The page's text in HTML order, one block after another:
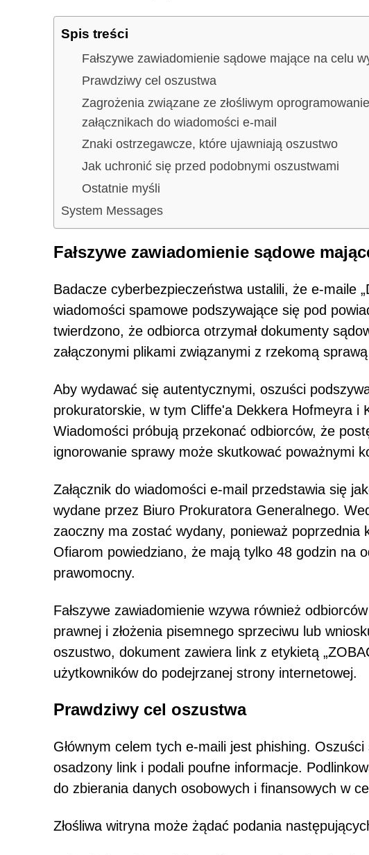
Spis treści
Fałszywe zawiadomienie sądowe mające na celu
Prawdziwy cel oszustwa
Zagrożenia związane ze złośliwym
załącznikach do wiadomości e-mail
Znaki ostrzegawcze, które ujawniają oszustwo
Jak uchronić się przed podobnymi oszustwami
Ostatnie myśli
System Messages
Fałszywe zawiadomienie sądowe
Badacze cyberbezpieczeństwa ustalili, że e-maile
wiadomości spamowe podszywające się pod
twierdzono, że odbiorca otrzymał dokumenty
załączonymi plikami związanymi z rzekomą
Aby wydawać się autentycznymi, oszuści
prokuratorskie, w tym Cliffe'a Dekkera Hofmeyra i
Wiadomości próbują przekonać odbiorców, że
ignorowanie sprawy może skutkować poważnymi
Załącznik do wiadomości e-mail przedstawia się
wydane przez Biuro Prokuratora Generalnego.
zaoczny ma zostać wydany, ponieważ poprzednia
Ofiarom powiedziano, że mają tylko 48 godzin na
prawomocny.
Fałszywe zawiadomienie wzywa również
prawnej i złożenia pisemnego sprzeciwu lub
oszustwo, dokument zawiera link z etykietą
użytkowników do podejrzanej strony internetowej.
Prawdziwy cel oszustwa
Głównym celem tych e-maili jest phishing.
osadzony link i podali poufne informacje.
do zbierania danych osobowych i finansowych w
Złośliwa witryna może żądać podania